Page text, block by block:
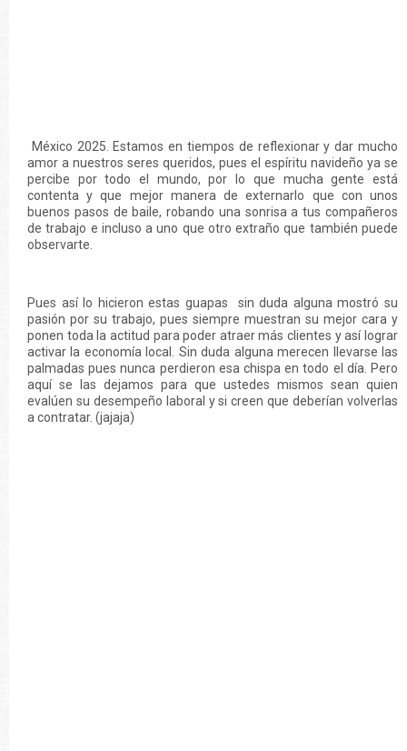
México 2025. Estamos en tiempos de reflexionar y dar mucho
amor a nuestros seres queridos, pues el espíritu navideño ya se
percibe por todo el mundo, por lo que mucha gente está
contenta y que mejor manera de externarlo que con unos
buenos pasos de baile, robando una sonrisa a tus compañeros
de trabajo e incluso a uno que otro extraño que también puede
observarte.
Pues así lo hicieron estas guapas sin duda alguna mostró su
pasión por su trabajo, pues siempre muestran su mejor cara y
ponen toda la actitud para poder atraer más clientes y así lograr
activar la economía local. Sin duda alguna merecen llevarse las
palmadas pues nunca perdieron esa chispa en todo el día. Pero
aquí se las dejamos para que ustedes mismos sean quien
evalúen su desempeño laboral y si creen que deberían volverlas
a contratar. (jajaja)